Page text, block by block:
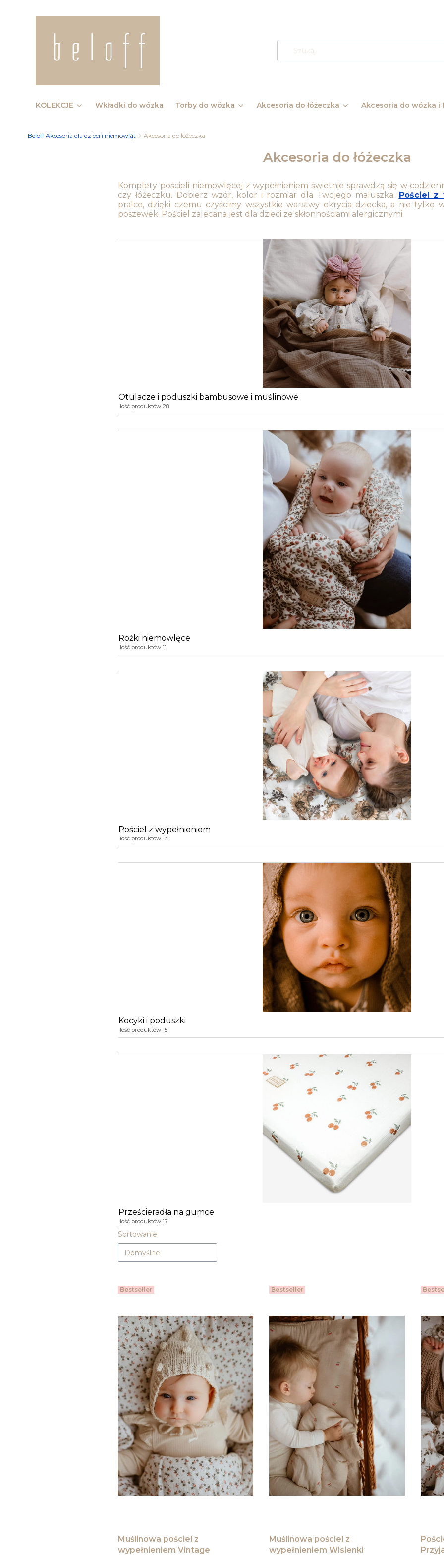
KOLEKCJE Wkładki do wózka Torby do wózka Akcesoria do łóżeczka Akcesoria do wózka i
Beloff Akcesoria dla dzieci i niemowląt Akcesoria do łóżeczka
Akcesoria do łóżeczka
Komplety pościeli niemowlęcej z wypełnieniem świetnie sprawdzą się w
czy łóżeczku. Dobierz wzór, kolor i rozmiar dla Twojego maluszka. Pościel z
pralce, dzięki czemu czyścimy wszystkie warstwy okrycia dziecka, a nie tylko
poszewek. Pościel zalecana jest dla dzieci ze skłonnościami alergicznymi.
Otulacze i poduszki bambusowe i muślinowe
Ilość produktów 28
Rożki niemowlęce
Ilość produktów 11
Pościel z wypełnieniem
Ilość produktów 13
Kocyki i poduszki
Ilość produktów 15
Prześcieradła na gumce
Ilość produktów 17
Lista produktów
Sortowanie:
Domyślne
Bestseller
Muślinowa pościel z
wypełnieniem Vintage
Bestseller
Muślinowa pościel z
wypełnieniem Wisienki